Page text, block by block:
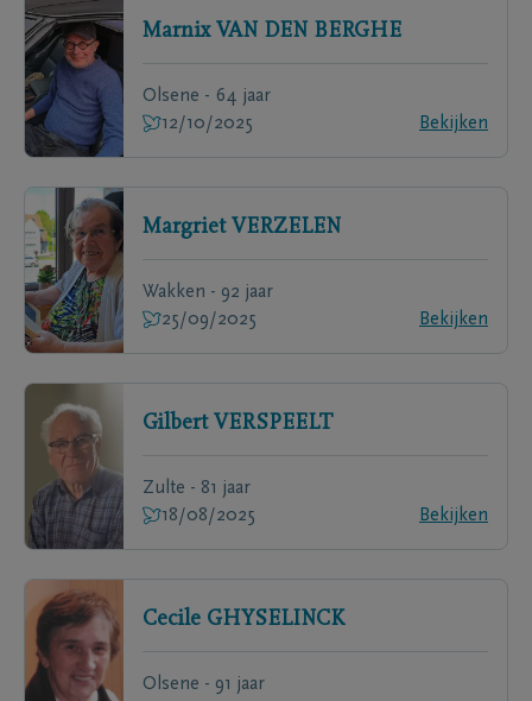
Marnix VAN DEN BERGHE
Olsene - 64 jaar
12/10/2025
Bekijken
Margriet VERZELEN
Wakken - 92 jaar
25/09/2025
Bekijken
Gilbert VERSPEELT
Zulte - 81 jaar
18/08/2025
Bekijken
Cecile GHYSELINCK
Olsene - 91 jaar